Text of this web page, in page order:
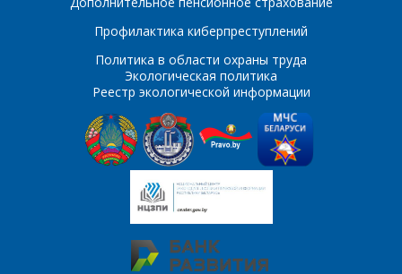
Профилактика киберпреступлений
Политика в области охраны труда
Экологическая политика
Реестр экологической информации
Интересующий товар/ *
обработку
персональных данных
*
*- обязательные